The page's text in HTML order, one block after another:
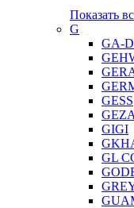
Показать
G
GA-
GESS
GIGI
GL